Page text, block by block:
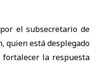
el subsecretario de
quien está desplegado
la respuesta